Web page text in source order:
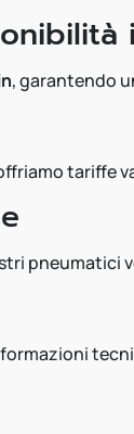
, garantendo
tariffe